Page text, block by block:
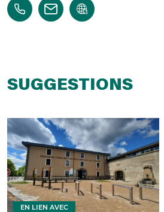
SUGGESTIONS
EN LIEN AVEC